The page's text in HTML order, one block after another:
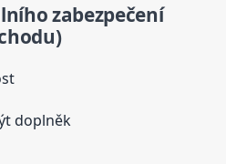
zabezpečení
doplněk